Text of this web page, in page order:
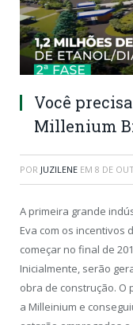
Você
Millenium
POR JUZILENE EM 8 DE
A primeira grande
Eva com os incentivos
começar no final de
Inicialmente, serão
obra de construção.
a Milleinium e